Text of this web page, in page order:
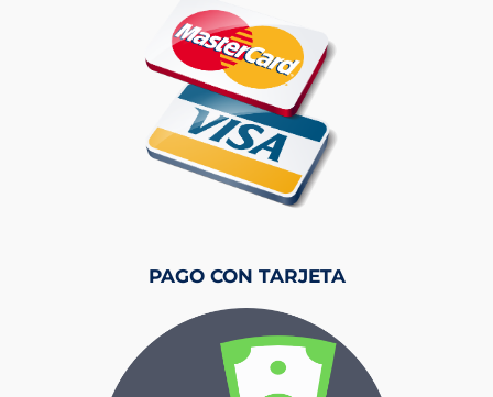
PAGO CON TARJETA